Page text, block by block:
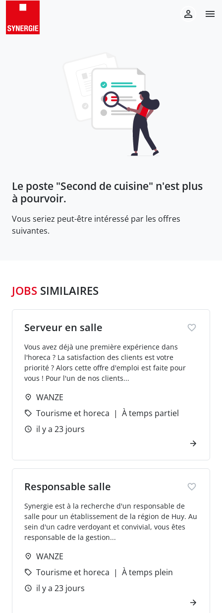
Le poste "Second de cuisine" n'est plus
à pourvoir.
Vous seriez peut-être intéressé par les offres
suivantes.
JOBS SIMILAIRES
Serveur en salle
Vous avez déjà une première expérience dans
l'horeca ? La satisfaction des clients est votre
priorité ? Alors cette offre d'emploi est faite pour
vous ! Pour l'un de nos clients...
WANZE
Tourisme et horeca
À temps partiel
il y a 23 jours
Responsable salle
Synergie est à la recherche d'un responsable de
salle pour un établissement de la région de Huy. Au
sein d'un cadre verdoyant et convivial, vous êtes
responsable de la gestion...
WANZE
Tourisme et horeca
À temps plein
il y a 23 jours